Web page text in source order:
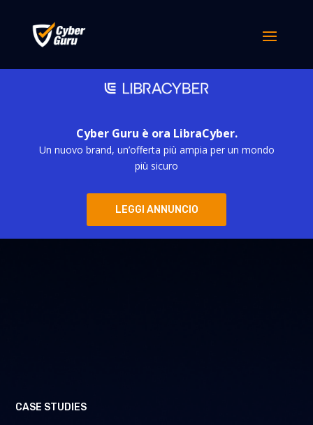
Cyber Guru è ora LibraCyber.
Un nuovo brand, un’offerta più ampia per un mondo
più sicuro
LEGGI ANNUNCIO
CASE STUDIES